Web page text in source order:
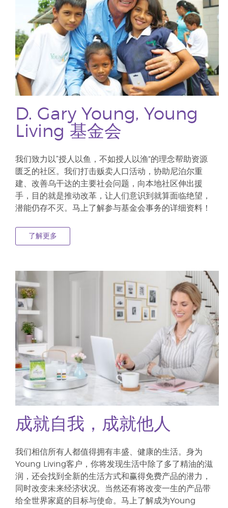
D. Gary Young, Young
Living 基金会
我们致力以“授人以鱼，不如授人以渔”的理念帮助资源
匮乏的社区。我们打击贩卖人口活动，协助尼泊尔重
建、改善乌干达的主要社会问题，向本地社区伸出援
手，目的就是推动改革，让人们意识到就算面临绝望，
潜能仍存不灭。马上了解参与基金会事务的详细资料！
了解更多
成就自我，成就他人
我们相信所有人都值得拥有丰盛、健康的生活。身为
Young Living客户，你将发现生活中除了多了精油的滋
润，还会找到全新的生活方式和赢得免费产品的潜力，
同时改变未来经济状况。当然还有将改变一生的产品带
给全世界家庭的目标与使命。马上了解成为Young